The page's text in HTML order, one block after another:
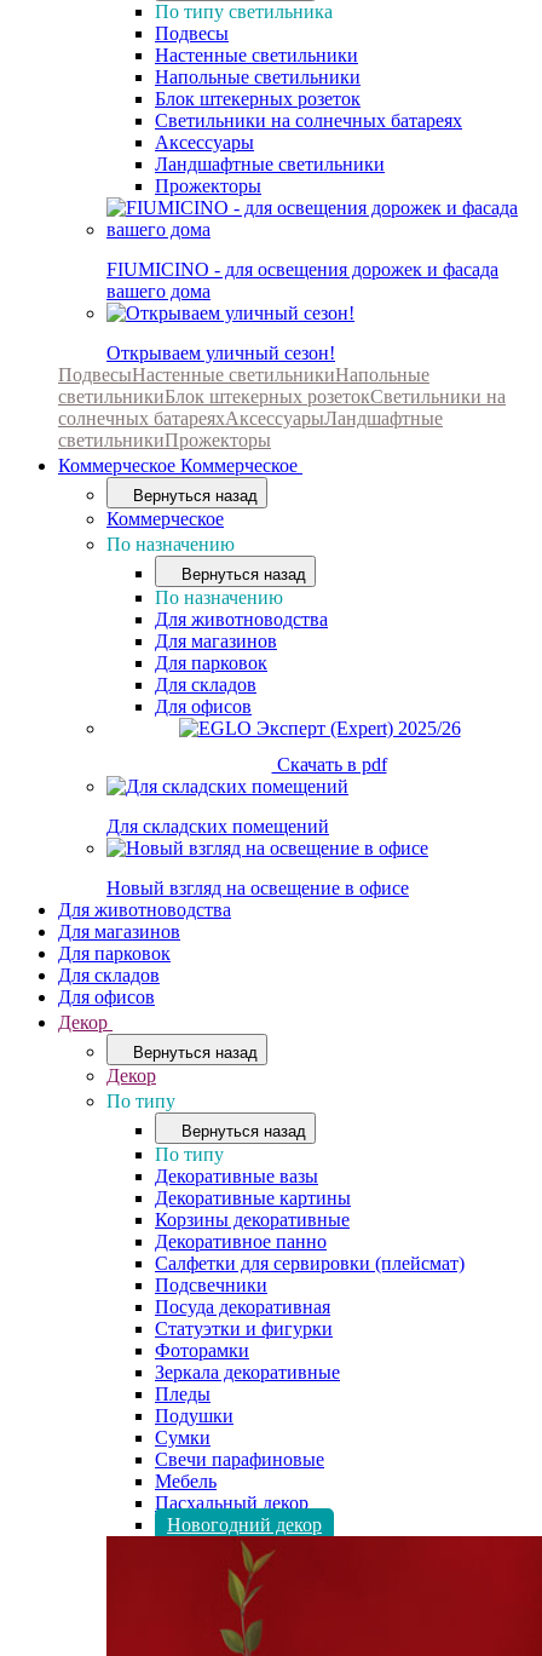
По типу светильника
Подвесы
Настенные светильники
Напольные светильники
Блок штекерных розеток
Светильники на солнечных батареях
Аксессуары
Ландшафтные светильники
Прожекторы
FIUMICINO - для освещения дорожек и фасада
вашего дома
Открываем уличный сезон!
ПодвесыНастенные светильникиНапольные
светильникиБлок штекерных розетокСветильники на
солнечных батареяхАксессуарыЛандшафтные
светильникиПрожекторы
Коммерческое Коммерческое
Вернуться назад
Коммерческое
По назначению
Вернуться назад
По назначению
Для животноводства
Для магазинов
Для парковок
Для складов
Для офисов
Скачать в pdf
Для складских помещений
Новый взгляд на освещение в офисе
Для животноводства
Для магазинов
Для парковок
Для складов
Для офисов
Декор
Вернуться назад
Декор
По типу
Вернуться назад
По типу
Декоративные вазы
Декоративные картины
Корзины декоративные
Декоративное панно
Салфетки для сервировки (плейсмат)
Подсвечники
Посуда декоративная
Статуэтки и фигурки
Фоторамки
Зеркала декоративные
Пледы
Подушки
Сумки
Свечи парафиновые
Мебель
Пасхальный декор
Новогодний декор